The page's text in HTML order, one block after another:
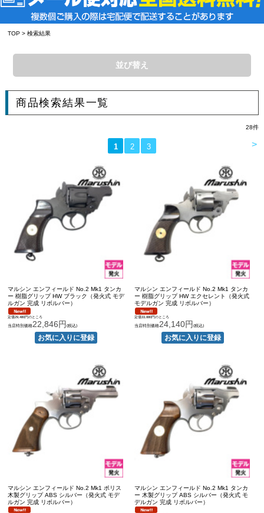
TOP > 検索結果
並び替え
商品検索結果一覧
28件
>
1 2 3
マルシン エンフィールド No.2 Mk1 タンカ
ー 樹脂グリップ HW ブラック（発火式 モデ
ルガン 完成 リボルバー）
定価29,480円のところ
当店特別価格22,846円(税込)
マルシン エンフィールド No.2 Mk1 タンカ
ー 樹脂グリップ HW エクセレント（発火式
モデルガン 完成 リボルバー）
定価33,880円のところ
当店特別価格24,140円(税込)
マルシン エンフィールド No.2 Mk1 ポリス
木製グリップ ABS シルバー（発火式 モデ
ルガン 完成 リボルバー）
マルシン エンフィールド No.2 Mk1 タンカ
ー 木製グリップ ABS シルバー（発火式 モ
デルガン 完成 リボルバー）